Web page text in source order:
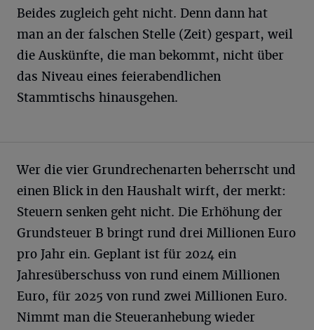
Beides zugleich geht nicht. Denn dann hat
man an der falschen Stelle (Zeit) gespart, weil
die Auskünfte, die man bekommt, nicht über
das Niveau eines feierabendlichen
Stammtischs hinausgehen.
Wer die vier Grundrechenarten beherrscht und
einen Blick in den Haushalt wirft, der merkt:
Steuern senken geht nicht. Die Erhöhung der
Grundsteuer B bringt rund drei Millionen Euro
pro Jahr ein. Geplant ist für 2024 ein
Jahresüberschuss von rund einem Millionen
Euro, für 2025 von rund zwei Millionen Euro.
Nimmt man die Steueranhebung wieder